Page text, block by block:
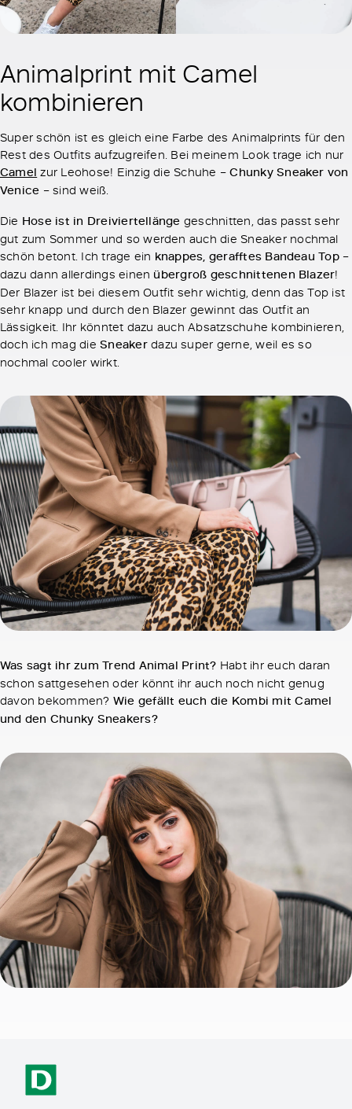
Animalprint mit Camel
kombinieren
Super schön ist es gleich eine Farbe des Animalprints für den
Rest des Outfits aufzugreifen. Bei meinem Look trage ich nur
Camel zur Leohose! Einzig die Schuhe –Chunky Sneaker von
Venice – sind weiß.
Die Hose ist in Dreiviertellänge geschnitten, das passt sehr
gut zum Sommer und so werden auch die Sneaker nochmal
schön betont. Ich trage ein knappes, gerafftes Bandeau Top–
dazu dann allerdings einen übergroß geschnittenen Blazer!
Der Blazer ist bei diesem Outfit sehr wichtig, denn das Top ist
sehr knapp und durch den Blazer gewinnt das Outfit an
Lässigkeit. Ihr könntet dazu auch Absatzschuhe kombinieren,
doch ich mag dieSneakerdazu super gerne, weil es so
nochmal cooler wirkt.
Was sagt ihr zum Trend Animal Print? Habt ihr euch daran
schon sattgesehen oder könnt ihr auch noch nicht genug
davon bekommen? Wie gefällt euch die Kombi mit Camel
und den Chunky Sneakers?